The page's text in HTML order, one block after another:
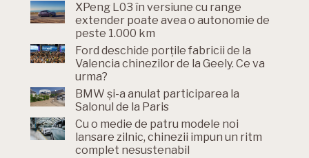
XPeng L03 în versiune cu range
extender poate avea o autonomie de
peste 1.000 km
Ford deschide porțile fabricii de la
Valencia chinezilor de la Geely. Ce va
urma?
BMW și-a anulat participarea la
Salonul de la Paris
Cu o medie de patru modele noi
lansare zilnic, chinezii impun un ritm
complet nesustenabil